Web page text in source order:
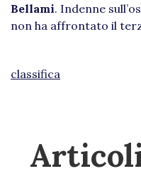
Bellami. Indenne
non ha affrontato il
classifica